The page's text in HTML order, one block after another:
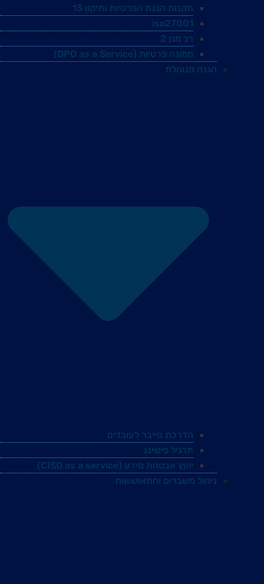
תקנות הגנת הפרטיות ותיקון 13
iso27001
רב מגן 2
ממונה פרטיות (DPO as a Service)
הגנה מנוהלת
הדרכת סייבר לעובדים
תרגיל פישינג
יועץ אבטחת מידע (CISO as a service)
ניהול משברים והתאוששות